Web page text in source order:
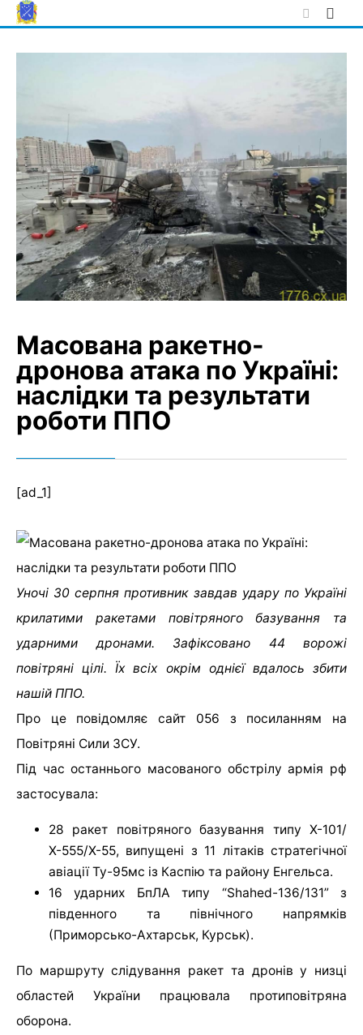
Skip
to
Масована ракетно-
дронова атака по Україні:
наслідки та результати
роботи ППО
[ad_1]
Уночі 30 серпня противник завдав удару по Україні
крилатими ракетами повітряного базування та
ударними дронами. Зафіксовано 44 ворожі
повітряні цілі. Їх всіх окрім однієї вдалось збити
нашій ППО.
Про це повідомляє сайт 056 з посиланням на
Повітряні Сили ЗСУ.
Під час останнього масованого обстрілу армія рф
застосувала:
28 ракет повітряного базування типу Х-101/
Х-555/Х-55, випущені з 11 літаків стратегічної
авіації Ту-95мс із Каспію та району Енгельса.
16 ударних БпЛА типу “Shahed-136/131” з
південного та північного напрямків
(Приморсько-Ахтарськ, Курськ).
По маршруту слідування ракет та дронів у низці
областей України працювала протиповітряна
оборона.